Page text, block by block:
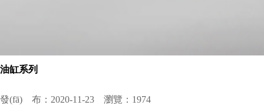
油缸系列
發(fā) 布：2020-11-23 瀏覽：1974